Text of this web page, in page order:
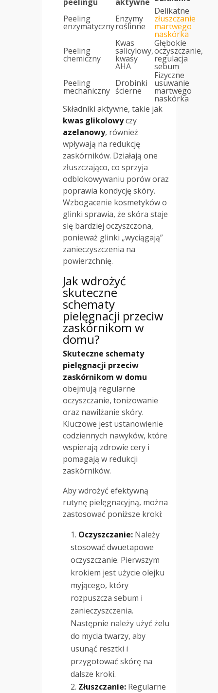
Peeling
enzymatyczny
Enzymy
roślinne
Delikatne
złuszczanie
martwego
naskórka
Peeling
chemiczny
Kwas
salicylowy,
kwasy
AHA
Głębokie
oczyszczanie,
regulacja
sebum
Peeling
mechaniczny
Drobinki
ścierne
Fizyczne
usuwanie
martwego
naskórka
Składniki aktywne, takie jak
kwas glikolowyczy
azelanowy, również
wpływają na redukcję
zaskórników. Działają one
złuszczająco, co sprzyja
odblokowywaniu porów oraz
poprawia kondycję skóry.
Wzbogacenie kosmetyków o
glinki sprawia, że skóra staje
się bardziej oczyszczona,
ponieważ glinki „wyciągają”
zanieczyszczenia na
powierzchnię.
Jak wdrożyć
skuteczne
schematy
pielęgnacji przeciw
zaskórnikom w
domu?
Skuteczne schematy
pielęgnacji przeciw
zaskórnikom w domu
obejmują regularne
oczyszczanie, tonizowanie
oraz nawilżanie skóry.
Kluczowe jest ustanowienie
codziennych nawyków, które
wspierają zdrowie cery i
pomagają w redukcji
zaskórników.
Aby wdrożyć efektywną
rutynę pielęgnacyjną, można
zastosować poniższe kroki:
Oczyszczanie: Należy
stosować dwuetapowe
oczyszczanie. Pierwszym
krokiem jest użycie olejku
myjącego, który
rozpuszcza sebum i
zanieczyszczenia.
Następnie należy użyć żelu
do mycia twarzy, aby
usunąć resztki i
przygotować skórę na
dalsze kroki.
Złuszczanie: Regularne